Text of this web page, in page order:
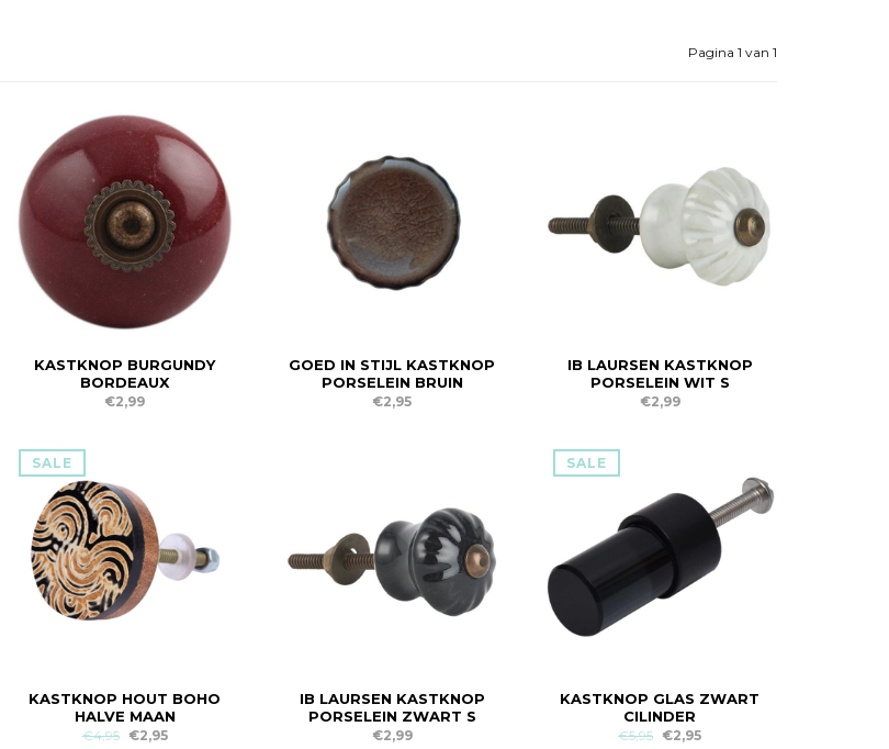
Pagina 1 van 1
KASTKNOP BURGUNDY
BORDEAUX
€2,99
GOED IN STIJL KASTKNOP
PORSELEIN BRUIN
€2,95
IB LAURSEN KASTKNOP
PORSELEIN WIT S
€2,99
SALE
KASTKNOP HOUT BOHO
HALVE MAAN
€4,95 €2,95
IB LAURSEN KASTKNOP
PORSELEIN ZWART S
€2,99
SALE
KASTKNOP GLAS ZWART
CILINDER
€5,95 €2,95